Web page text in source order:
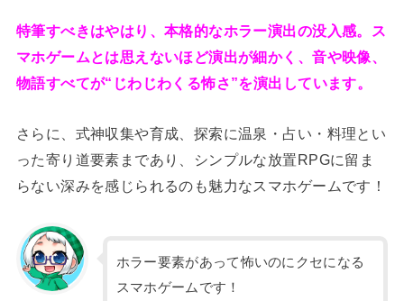
特筆すべきはやはり、本格的なホラー演出の没入感。ス
マホゲームとは思えないほど演出が細かく、音や映像、
物語すべてが“じわじわくる怖さ”を演出しています。
さらに、式神収集や育成、探索に温泉・占い・料理とい
った寄り道要素まであり、シンプルな放置RPGに留ま
らない深みを感じられるのも魅力なスマホゲームです！
ホラー要素があって怖いのにクセになる
スマホゲームです！